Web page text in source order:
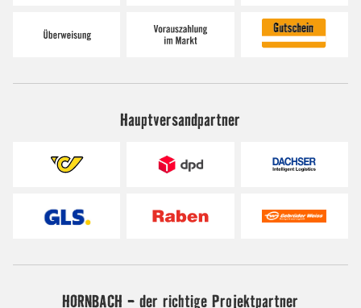
Hauptversandpartner
HORNBACH - der richtige Projektpartner